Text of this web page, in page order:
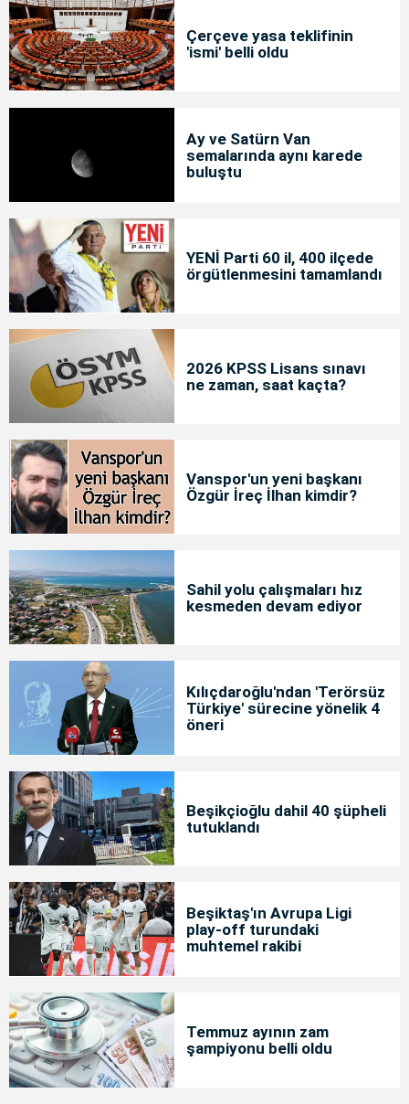
Çerçeve yasa teklifinin
'ismi' belli oldu
Ay ve Satürn Van
semalarında aynı karede
buluştu
YENİ Parti 60 il, 400 ilçede
örgütlenmesini tamamlandı
2026 KPSS Lisans sınavı
ne zaman, saat kaçta?
Vanspor'un yeni başkanı
Özgür İreç İlhan kimdir?
Sahil yolu çalışmaları hız
kesmeden devam ediyor
Kılıçdaroğlu'ndan 'Terörsüz
Türkiye' sürecine yönelik 4
öneri
Beşikçioğlu dahil 40 şüpheli
tutuklandı
Beşiktaş'ın Avrupa Ligi
play-off turundaki
muhtemel rakibi
Temmuz ayının zam
şampiyonu belli oldu